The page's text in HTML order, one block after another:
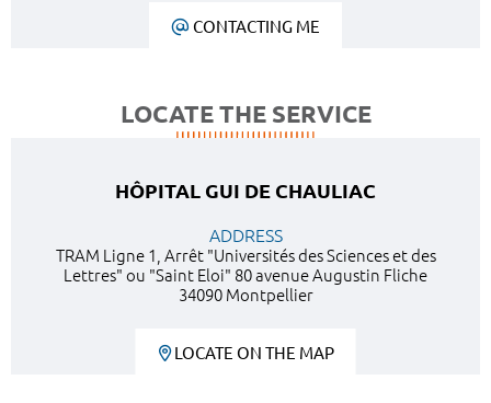
CONTACTING ME
LOCATE THE SERVICE
HÔPITAL GUI DE CHAULIAC
ADDRESS
TRAM Ligne 1, Arrêt "Universités des Sciences et des
Lettres" ou "Saint Eloi" 80 avenue Augustin Fliche
34090 Montpellier
LOCATE ON THE MAP